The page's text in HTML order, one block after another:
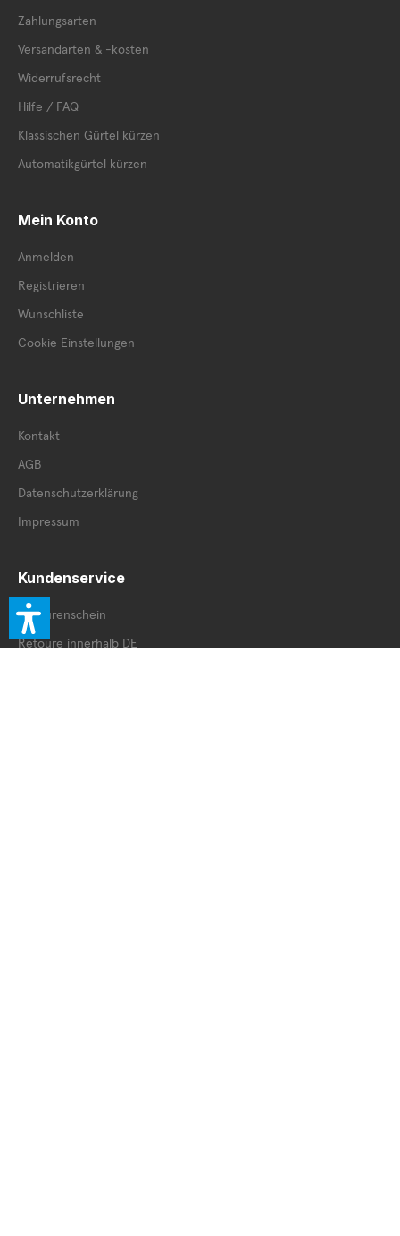
Zahlungsarten
Versandarten & -kosten
Widerrufsrecht
Hilfe / FAQ
Klassischen Gürtel kürzen
Automatikgürtel kürzen
Mein Konto
Anmelden
Registrieren
Wunschliste
Cookie Einstellungen
Unternehmen
Kontakt
AGB
Datenschutzerklärung
Impressum
Kundenservice
Retourenschein
Retoure innerhalb DE